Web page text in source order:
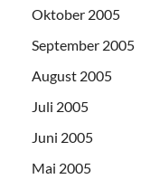
Oktober 2005
September 2005
August 2005
Juli 2005
Juni 2005
Mai 2005